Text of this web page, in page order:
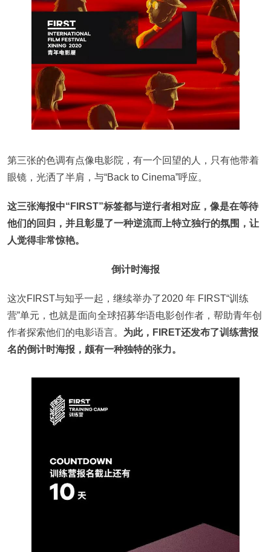
第三张的色调有点像电影院，有一个回望的人，只有他带着
眼镜，光洒了半肩，与“Back to Cinema”呼应。
这三张海报中“FIRST”标签都与逆行者相对应，像是在等待
他们的回归，并且彰显了一种逆流而上特立独行的氛围，让
人觉得非常惊艳。
倒计时海报
这次FIRST与知乎一起，继续举办了2020 年 FIRST“训练
营”单元，也就是面向全球招募华语电影创作者，帮助青年创
作者探索他们的电影语言。 为此，FIRET还发布了训练营报
名的倒计时海报，颇有一种独特的张力。